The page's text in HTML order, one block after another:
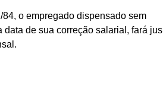
84, o empregado dispensado sem
de sua correção salarial, fará jus